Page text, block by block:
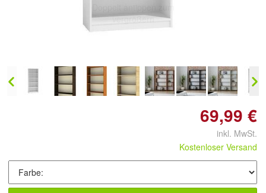
Doppelt antippen zum
vergrößern
69,99 €
inkl. MwSt.
Kostenloser Versand